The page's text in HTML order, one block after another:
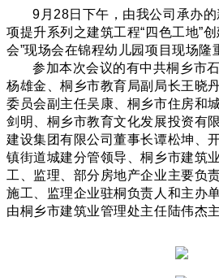
9月28日下午，由我公司承办
项提升系列之建筑工程“四色工地”
会”现场会在锦程幼儿园项目现场隆
参加本次会议的有中共桐乡市
杨雄金、桐乡市教育局副局长王晓
委员会副主任吴康、桐乡市住房和
剑明、桐乡市教育文化发展投资有
建设集团有限公司董事长谭松坤、
镇街道城建分管领导、桐乡市建筑
工、监理、部分房地产企业主要负
施工、监理企业驻桐负责人和主办
由桐乡市建筑业管理处主任陆伟杰主